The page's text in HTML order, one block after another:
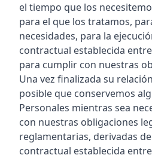
el tiempo que los
para el que los tratamos,
necesidades, para la
contractual establecida
para cumplir con nuestras
Una vez finalizada su
posible que conservemos
Personales mientras sea
con nuestras obligaciones
reglamentarias, derivadas
contractual establecida